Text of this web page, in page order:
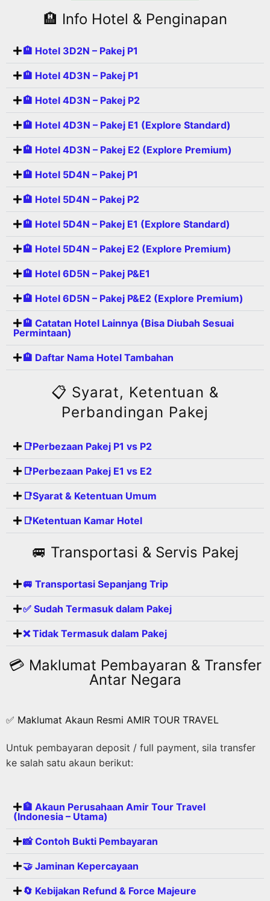
🏨 Info Hotel & Penginapan
🏨 Hotel 3D2N – Pakej P1
🏨 Hotel 4D3N – Pakej P1
🏨 Hotel 4D3N – Pakej P2
🏨 Hotel 4D3N – Pakej E1 (Explore Standard)
🏨 Hotel 4D3N – Pakej E2 (Explore Premium)
🏨 Hotel 5D4N – Pakej P1
🏨 Hotel 5D4N – Pakej P2
🏨 Hotel 5D4N – Pakej E1 (Explore Standard)
🏨 Hotel 5D4N – Pakej E2 (Explore Premium)
🏨 Hotel 6D5N – Pakej P&E1
🏨 Hotel 6D5N – Pakej P&E2 (Explore Premium)
🏨 Catatan Hotel Lainnya (Bisa Diubah Sesuai
Permintaan)
🏨 Daftar Nama Hotel Tambahan
📋 Syarat, Ketentuan &
Perbandingan Pakej
📑Perbezaan Pakej P1 vs P2
📑Perbezaan Pakej E1 vs E2
📑Syarat & Ketentuan Umum
📑Ketentuan Kamar Hotel
🚐 Transportasi & Servis Pakej
🚐 Transportasi Sepanjang Trip
✅ Sudah Termasuk dalam Pakej
❌ Tidak Termasuk dalam Pakej
💳 Maklumat Pembayaran & Transfer
Antar Negara
✅ Maklumat Akaun Resmi AMIR TOUR TRAVEL
Untuk pembayaran deposit / full payment, sila transfer
ke salah satu akaun berikut:
🏦 Akaun Perusahaan Amir Tour Travel
(Indonesia – Utama)
📸 Contoh Bukti Pembayaran
🤝 Jaminan Kepercayaan
🔄 Kebijakan Refund & Force Majeure